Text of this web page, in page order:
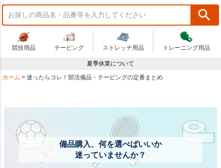
競技用品 テーピング ストレッチ用品 トレーニング用品
夏季休業について
ホーム
迷ったらコレ！部活備品・テーピングの定番まとめ
備品購入、 何を選べばいいか
迷っていませんか？